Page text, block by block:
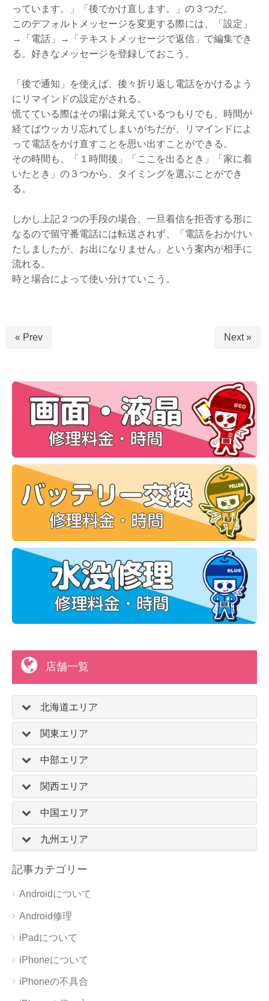
っています。」「後でかけ直します。」の３つだ。
このデフォルトメッセージを変更する際には、「設定」
→「電話」→「テキストメッセージで返信」で編集でき
る。好きなメッセージを登録しておこう。
「後で通知」を使えば、後々折り返し電話をかけるよう
にリマインドの設定がされる。
慌てている際はその場は覚えているつもりでも、時間が
経てばウッカリ忘れてしまいがちだが、リマインドによ
って電話をかけ直すことを思い出すことができる。
その時間も、「１時間後」「ここを出るとき」「家に着
いたとき」の３つから、タイミングを選ぶことができ
る。
しかし上記２つの手段の場合、一旦着信を拒否する形に
なるので留守番電話には転送されず、「電話をおかけい
たしましたが、お出になりません」という案内が相手に
流れる。
時と場合によって使い分けていこう。
« Prev Next »
店舗一覧
北海道エリア
関東エリア
中部エリア
関西エリア
中国エリア
九州エリア
記事カテゴリー
Androidについて
Android修理
iPadについて
iPhoneについて
iPhoneの不具合